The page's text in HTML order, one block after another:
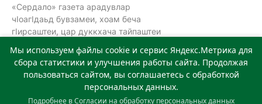
«Сердало» газета арадувлар
чIоагIдаьд бувзамеи, хоам беча
гIирсаштеи, цар дуккхача тайпаштеи
болхлоша (Роскомнадзор).
Реестровая запись СМИ: ЭЛ № ФС 77-
78323 от 15.05.2020 г. Учредитель:
Государственное автономное
Мы используем файлы cookie и сервис Яндекс.Метрика для
сбора статистики и улучшения работы сайта. Продолжая
пользоваться сайтом, вы соглашаетесь с обработкой
персональных данных.
Подробнее вСогласии на обработку персональных данных